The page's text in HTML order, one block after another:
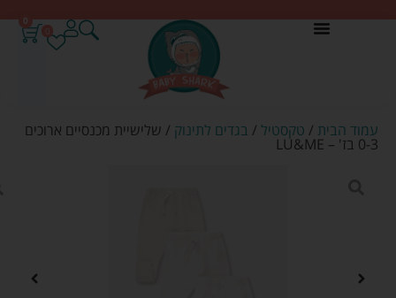
0
עמוד הבית / טקסטיל / בגדים לתינוק / שלישיית מכנסיים ארוכים
0-3 בז' – LU&ME